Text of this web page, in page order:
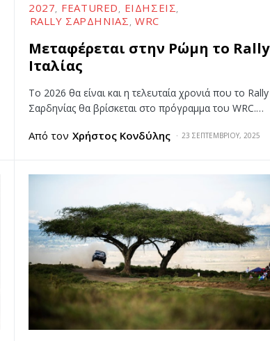
2027 FEATURED ΕΙΔΉΣΕΙΣ
RALLY ΣΑΡΔΗΝΊΑΣ WRC
Μεταφέρεται στην Ρώμη το Rally
Ιταλίας
Το 2026 θα είναι και η τελευταία χρονιά που το Rally
Σαρδηνίας θα βρίσκεται στο πρόγραμμα του WRC.…
Από τον Χρήστος Κονδύλης 23 ΣΕΠΤΕΜΒΡΊΟΥ, 2025